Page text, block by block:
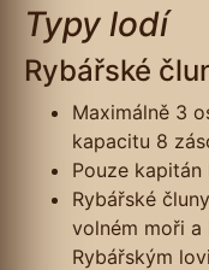
Typy lodí
Rybářské
Maximálně 3
kapacitu 8
Pouze
Rybářské
volném moři
Rybářským